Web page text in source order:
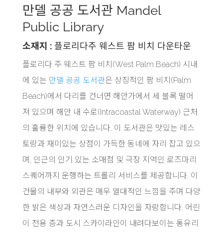
만델 공공 도서관 Mandel
Public Library
소재지 : 플로리다주 웨스트 팜 비치 다운타운
플로리다 주 웨스트 팜 비치(West Palm Beach) 시내
에 있는 만델 공공 도서관은 상징적인 팜 비치(Palm
Beach)에서 다리를 건너면 해안가에서 세 블록 떨어
져 있으며 해안 내 수로(Intracoastal Waterway) 근처
의 훌륭한 위치에 있습니다. 이 도서관은 맛있는 레스
토랑과 재미있는 상점이 가득한 동네에 자리 잡고 있으
며, 인근의 인기 있는 소매점 및 극장 지역인 로즈마리
스퀘어까지 운행하는 트롤리 서비스를 제공합니다. 이
건물의 내부와 외관은 매우 열대적인 느낌을 주며 다양
한 밝은 색상과 자연스러운 디자인을 자랑합니다. 어린
이 전용 층과 도시 스카이라인이 내려다보이는 통유리